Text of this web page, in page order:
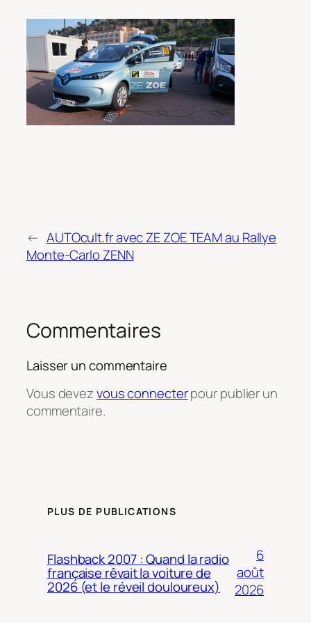
← AUTOcult.fr avec ZE ZOE TEAM au Rallye
Monte-Carlo ZENN
Commentaires
Laisser un commentaire
Vous devezvous connecterpour publier un
commentaire.
PLUS DE PUBLICATIONS
Flashback 2007 : Quand la radio
française rêvait la voiture de
2026 (et le réveil douloureux)
6
août
2026